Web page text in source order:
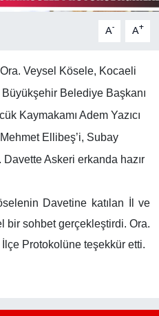
A- A+
Veysel Kösele, Kocaeli
Belediye Başkanı
Kaymakamı Adem Yazıcı
Ellibeş’i, Subay
Askeri erkanda hazır
Davetine katılan İl ve
bir sohbet gerçekleştirdi. Ora.
Protokolüne teşekkür etti.